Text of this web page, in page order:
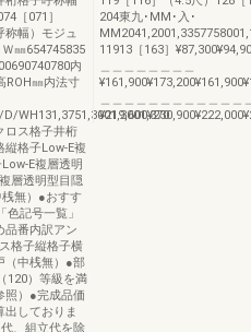
［071］
称幅）モジュ
㎜654745835
内
ROH㎜内法寸
ロス格子井桁
格子Low-E複
E複層透明
層透明型目隠
無）●おすす
記号一覧」
品番内訳アン
格子縦格子横
（中桟無）●部
120）等級を満
照）●完成品価
しておりま
、組立代を除
204東九･MM･入･
11913［163］